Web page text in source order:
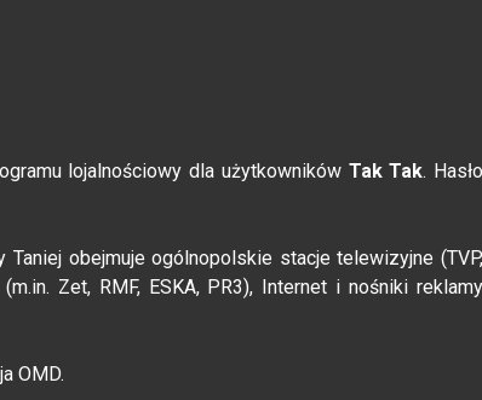
lojalnościowy dla użytkowników Tak Tak. Hasło
Taniej obejmuje ogólnopolskie stacje telewizyjne (TVP,
Zet, RMF, ESKA, PR3), Internet i nośniki reklamy
OMD.